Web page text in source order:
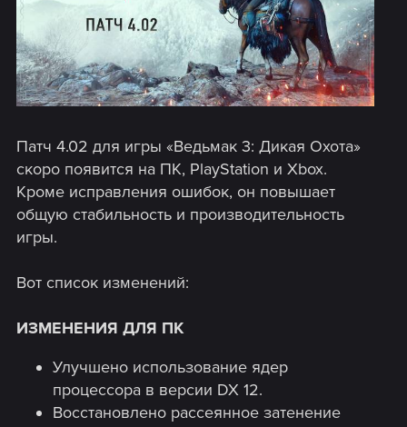
Патч 4.02 для игры «Ведьмак 3: Дикая Охота»
скоро появится на ПК, PlayStation и Xbox.
Кроме исправления ошибок, он повышает
общую стабильность и производительность
игры.
Вот список изменений:
ИЗМЕНЕНИЯ ДЛЯ ПК
Улучшено использование ядер
процессора в версии DX 12.
Восстановлено рассеянное затенение